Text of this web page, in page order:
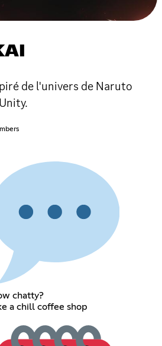
de l'univers de Naruto
chatty?
a chill coffee shop